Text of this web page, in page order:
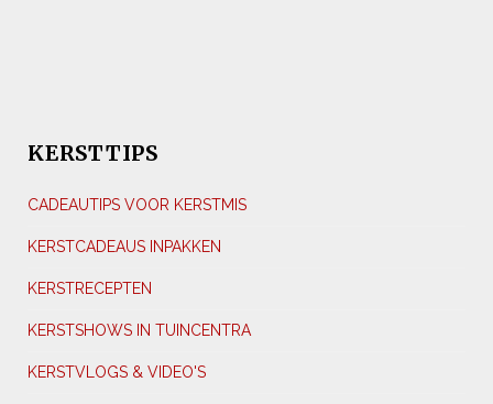
KERSTTIPS
CADEAUTIPS VOOR KERSTMIS
KERSTCADEAUS INPAKKEN
KERSTRECEPTEN
KERSTSHOWS IN TUINCENTRA
KERSTVLOGS & VIDEO'S